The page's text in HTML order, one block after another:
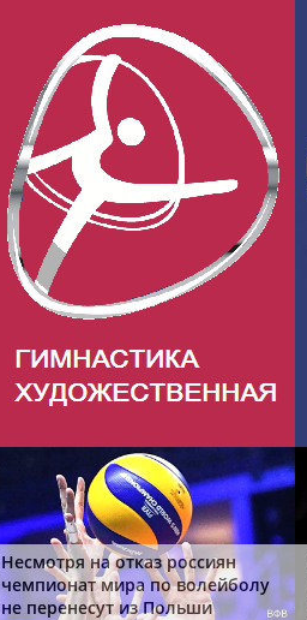
Несмотря на отказ россиян
чемпионат мира по волейболу
не перенесут из Польши